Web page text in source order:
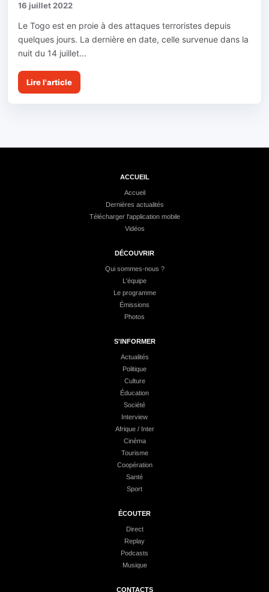
16 juillet 2022
Le Togo est en proie à des attaques terroristes depuis
quelques jours. La dernière en date, celle survenue dans la
nuit du 14 juillet...
Lire l'article
ACCUEIL
Accueil
Dernières actualités
Télécharger l'application mobile
Vidéos
DÉCOUVRIR
Qui sommes-nous ?
L'équipe
Le programme
Émissions
Photos
S'INFORMER
Actualités
Politique
Culture
Éducation
Société
Interview
Afrique / Inter
Cinéma
Tourisme
Coopération
Santé
Sport
ÉCOUTER
Direct
Replay
Podcasts
Musique
CONTACTS